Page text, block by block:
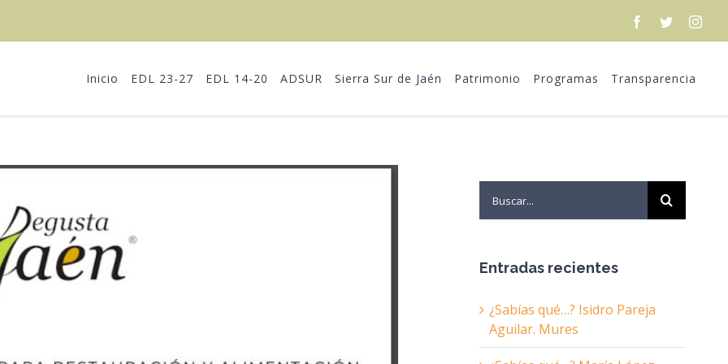
Facebook
Twitter
Inicio EDL 23-27 EDL 14-20 ADSUR Sierra Sur de Jaén Patrimonio Programas Transparencia
for:
Entradas recientes
¿Sabías qué…? Isidro Pareja
Aguilar. Mures